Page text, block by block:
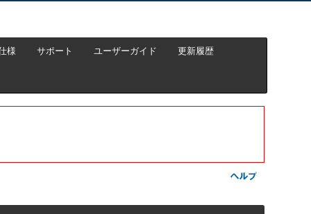
様 サポート ユーザーガイド 更新履歴